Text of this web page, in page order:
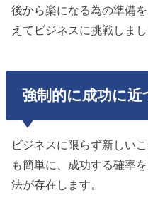
後から楽になる為の準備
えてビジネスに挑戦しまし
強制的に成功に近
ビジネスに限らず新しい
も簡単に、成功する確率
法が存在します。